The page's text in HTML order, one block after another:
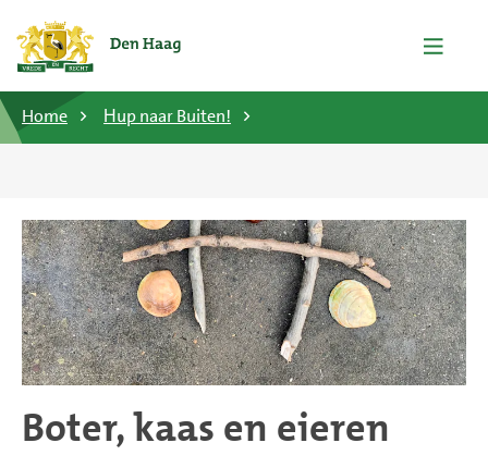
Home Ηup naar Buiten!
Boter, kaas en eieren